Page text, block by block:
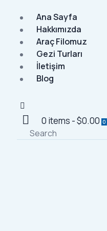
Ana Sayfa
Hakkımızda
Araç Filomuz
Gezi Turları
İletişim
Blog
0 items -$0.00 0